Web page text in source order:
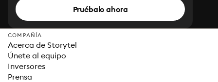
Pruébalo ahora
COMPAÑÍA
Acerca de Storytel
Únete al equipo
Inversores
Prensa